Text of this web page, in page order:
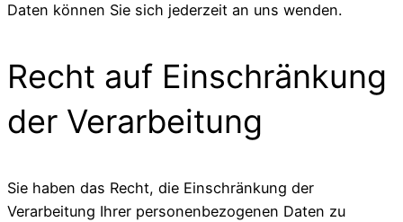
Daten können Sie sich jederzeit an uns wenden.
Recht auf Einschränkung
der Verarbeitung
Sie haben das Recht, die Einschränkung der
Verarbeitung Ihrer personenbezogenen Daten zu